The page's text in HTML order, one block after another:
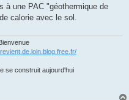
à une PAC "géothermique de
calorie avec le sol.
se construit aujourd'hui